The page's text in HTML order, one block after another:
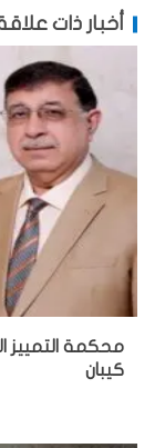
أخبار ذات
محكمة التمييز
كيبان